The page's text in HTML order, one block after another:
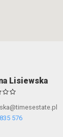
Lisiewska
576